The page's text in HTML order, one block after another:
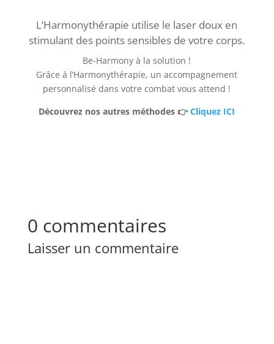
L’Harmonythérapie utilise le laser doux en
stimulant des points sensibles de votre corps.
Be-Harmony à la solution !
Grâce à l’Harmonythérapie, un accompagnement
personnalisé dans votre combat vous attend !
Découvrez nos autres méthodes 👉Cliquez ICI
0 commentaires
Laisser un commentaire